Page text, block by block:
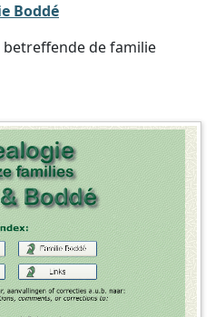
Boddé
de familie